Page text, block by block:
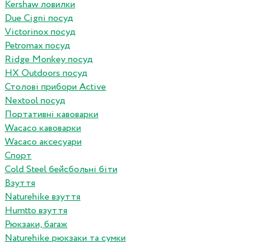
Kershaw ловилки
Due Cigni посуд
Victorinox посуд
Petromax посуд
Ridge Monkey посуд
HX Outdoors посуд
Столові прибори Active
Nextool посуд
Портативні кавоварки
Wacaco кавоварки
Wacaco аксесуари
Спорт
Cold Steel бейсбольні біти
Взуття
Naturehike взуття
Humtto взуття
Рюкзаки, багаж
Naturehike рюкзаки та сумки